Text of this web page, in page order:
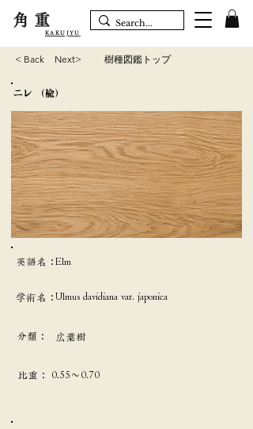
角重
KAKUJYU
< Back Next> 樹種図鑑トップ
ニレ （楡）
英語名：Elm
学術名：Ulmus davidiana var. japonica
分類： 広葉樹
​比重： 0.55～0.70